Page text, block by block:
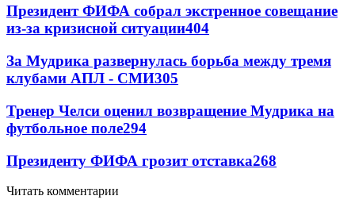
Президент ФИФА собрал экстренное совещание
из-за кризисной ситуации404
За Мудрика развернулась борьба между тремя
клубами АПЛ - СМИ305
Тренер Челси оценил возвращение Мудрика на
футбольное поле294
Президенту ФИФА грозит отставка268
Читать комментарии